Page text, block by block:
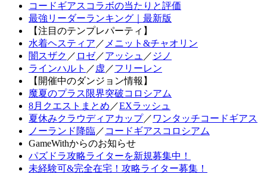
コードギアスコラボの当たりと評価
最強リーダーランキング｜最新版
【注目のテンプレパーティ】
水着ヘスティア ／ メニット&チャオリン
闇スザク ／ ロゼ／アッシュ ／ ジノ
ラインハルト ／ 虚 ／フリーレン
【開催中のダンジョン情報】
魔夏のプラス限界突破コロシアム
8月クエストまとめ ／EXラッシュ
夏休みクラウディアカップ／ ワンタッチコードギアス
ノーランド降臨／ コードギアスコロシアム
GameWithからのお知らせ
パズドラ攻略ライターを新規募集中！
未経験可&完全在宅！攻略ライター募集！